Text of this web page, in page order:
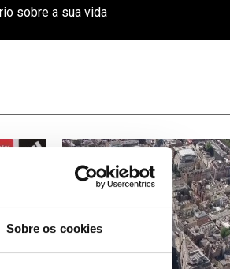
Sobre os cookies
sobre a sua vida